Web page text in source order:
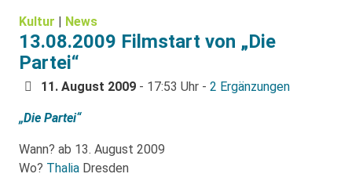
Kultur | News
13.08.2009 Filmstart von „Die
Partei“
11. August 2009 - 17:53 Uhr - 2 Ergänzungen
„Die Partei“
Wann? ab 13. August 2009
Wo? Thalia Dresden